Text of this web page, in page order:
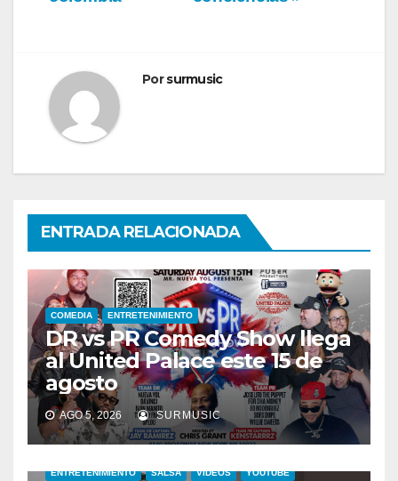
Porsurmusic
ENTRADA RELACIONADA
COMEDIA ENTRETENIMIENTO
DR vs PR Comedy Show llega
al United Palace este 15 de
agosto
AGO 5, 2026 SURMUSIC
ENTRETENIMIENTO SALSA VIDEOS YOUTUBE